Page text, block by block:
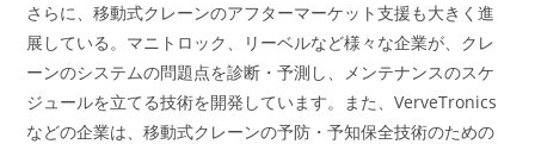
さらに、移動式クレーンのアフターマーケット支援も大きく進
展している。マニトロック、リーベルなど様々な企業が、クレ
ーンのシステムの問題点を診断・予測し、メンテナンスのスケ
ジュールを立てる技術を開発しています。また、VerveTronics
などの企業は、移動式クレーンの予防・予知保全技術のための